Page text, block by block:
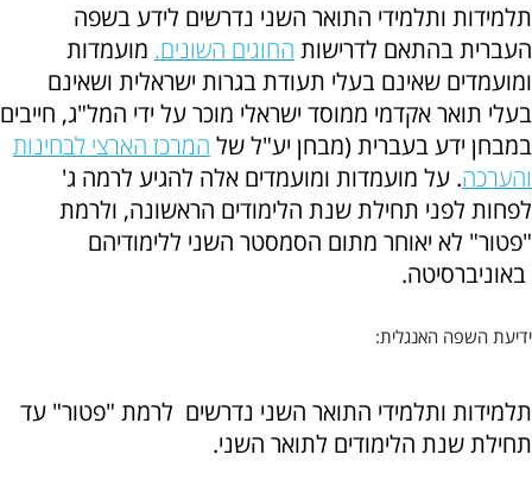
תלמידות ותלמידי התואר השני נדרשים לידע בשפה
העברית בהתאם לדרישות החוגים השונים. מועמדות
ומועמדים שאינם בעלי תעודת בגרות ישראלית ושאינם
בעלי תואר אקדמי ממוסד ישראלי מוכר על ידי המל"ג, חייבים
במבחן ידע בעברית (מבחן יע"ל של המרכז הארצי לבחינות
והערכה. על מועמדות ומועמדים אלה להגיע לרמה ג'
לפחות לפני תחילת שנת הלימודים הראשונה, ולרמת
"פטור" לא יאוחר מתום הסמסטר השני ללימודיהם
באוניברסיטה.
ידיעת השפה האנגלית:
תלמידות ותלמידי התואר השני נדרשים לרמת "פטור" עד
תחילת שנת הלימודים לתואר השני.